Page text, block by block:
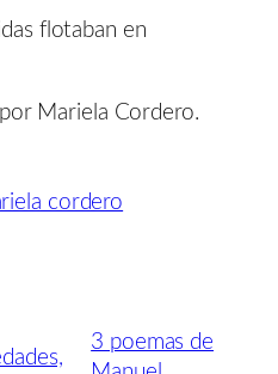
flotaban en
por Mariela Cordero.
cordero
3 poemas de